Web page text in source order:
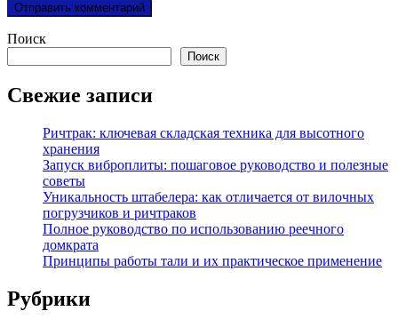
Поиск
Поиск
Свежие записи
Ричтрак: ключевая складская техника для высотного
хранения
Запуск виброплиты: пошаговое руководство и полезные
советы
Уникальность штабелера: как отличается от вилочных
погрузчиков и ричтраков
Полное руководство по использованию реечного
домкрата
Принципы работы тали и их практическое применение
Рубрики